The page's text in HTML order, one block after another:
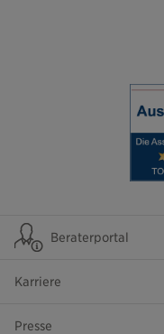
Beraterportal
Karriere
Presse